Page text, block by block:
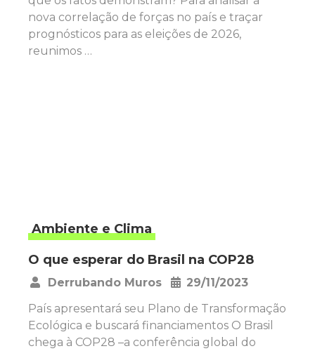
nova correlação de forças no país e traçar
prognósticos para as eleições de 2026,
reunimos …
Ambiente e Clima
O que esperar do Brasil na COP28
Derrubando Muros
29/11/2023
País apresentará seu Plano de Transformação
Ecológica e buscará financiamentos O Brasil
chega à COP28 –a conferência global do